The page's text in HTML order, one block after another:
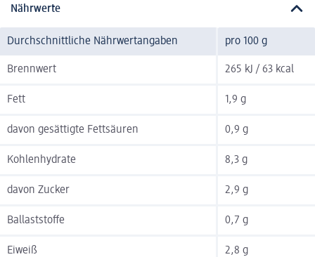
Nährwerte
Durchschnittliche Nährwertangaben pro 100 g
Brennwert 265 kJ / 63 kcal
Fett 1,9 g
davon gesättigte Fettsäuren 0,9 g
Kohlenhydrate 8,3 g
davon Zucker 2,9 g
Ballaststoffe 0,7 g
Eiweiß 2,8 g